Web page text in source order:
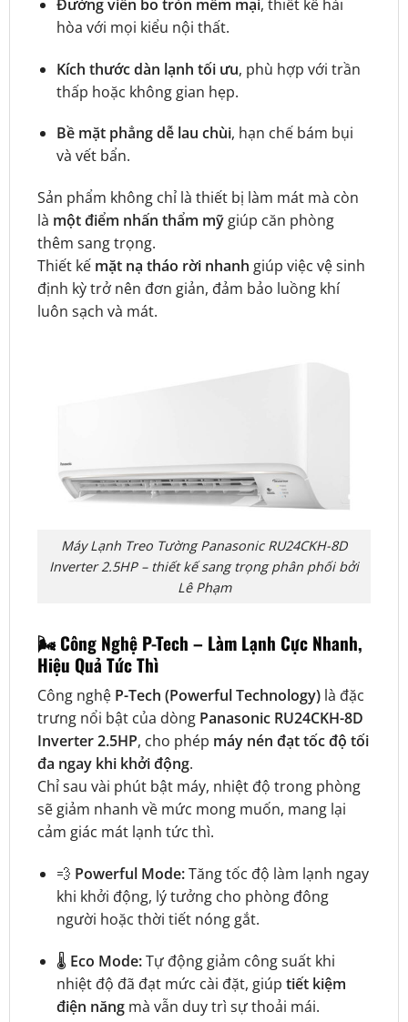
Đường viền bo tròn mềm mại, thiết kế hài
hòa với mọi kiểu nội thất.
Kích thước dàn lạnh tối ưu, phù hợp với trần
thấp hoặc không gian hẹp.
Bề mặt phẳng dễ lau chùi, hạn chế bám bụi
và vết bẩn.
Sản phẩm không chỉ là thiết bị làm mát mà còn
là một điểm nhấn thẩm mỹgiúp căn phòng
thêm sang trọng.
Thiết kế mặt nạ tháo rời nhanh giúp việc vệ sinh
định kỳ trở nên đơn giản, đảm bảo luồng khí
luôn sạch và mát.
Máy Lạnh Treo Tường Panasonic RU24CKH-8D
Inverter 2.5HP – thiết kế sang trọng phân phối bởi
Lê Phạm
🌬️Công Nghệ P-Tech – Làm Lạnh Cực Nhanh,
Hiệu Quả Tức Thì
Công nghệ P-Tech (Powerful Technology)là đặc
trưng nổi bật của dòng Panasonic RU24CKH-8D
Inverter 2.5HP, cho phép máy nén đạt tốc độ tối
đa ngay khi khởi động.
Chỉ sau vài phút bật máy, nhiệt độ trong phòng
sẽ giảm nhanh về mức mong muốn, mang lại
cảm giác mát lạnh tức thì.
💨 Powerful Mode:Tăng tốc độ làm lạnh ngay
khi khởi động, lý tưởng cho phòng đông
người hoặc thời tiết nóng gắt.
🌡️ Eco Mode:Tự động giảm công suất khi
nhiệt độ đã đạt mức cài đặt, giúp tiết kiệm
điện năngmà vẫn duy trì sự thoải mái.